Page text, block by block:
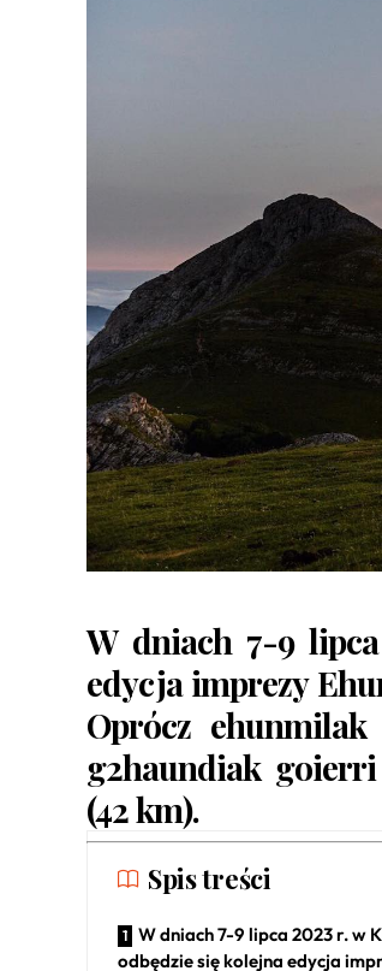
W dniach 7-9
edycja imprezy
Oprócz
g2haundiak
(42 km).
Spis treści
W dniach 7-9 lipca 2023 r. w
odbędzie się kolejna edycja